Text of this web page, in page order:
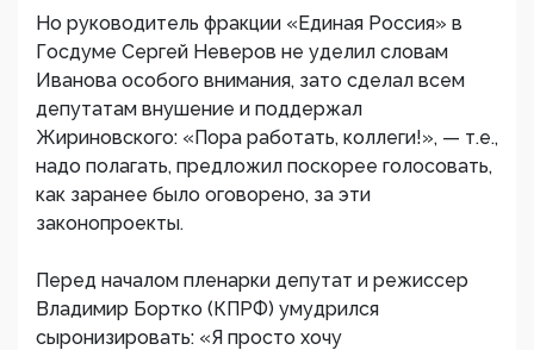
Но руководитель фракции «Единая Россия» в
Госдуме Сергей Неверов не уделил словам
Иванова особого внимания, зато сделал всем
депутатам внушение и поддержал
Жириновского: «Пора работать, коллеги!», — т.е.,
надо полагать, предложил поскорее голосовать,
как заранее было оговорено, за эти
законопроекты.
Перед началом пленарки депутат и режиссер
Владимир Бортко (КПРФ) умудрился
сыронизировать: «Я просто хочу